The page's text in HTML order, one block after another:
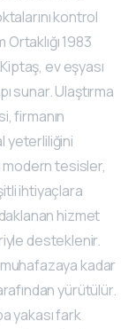
kontrol
1983
ev eşyası
sunar. Ulaştırma
firmanın
yeterliliğini
tesisler,
ihtiyaçlara
hizmet
desteklenir.
kadar
yürütülür.
yakası fark